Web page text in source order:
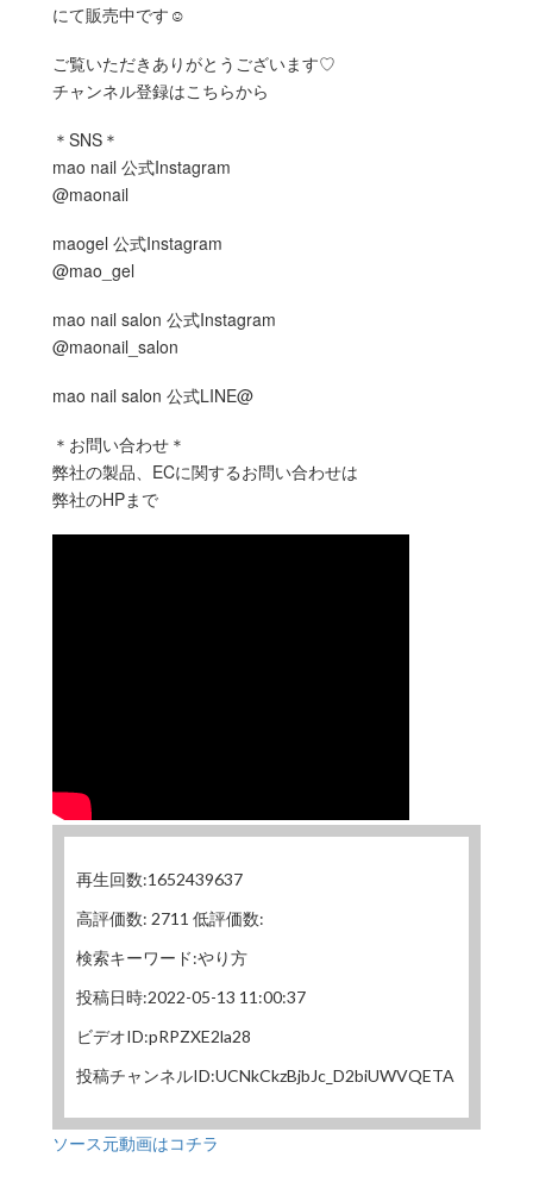
にて販売中です☺︎
ご覧いただきありがとうございます♡
チャンネル登録はこちらから
＊SNS＊
mao nail 公式Instagram
@maonail
maogel 公式Instagram
@mao_gel
mao nail salon 公式Instagram
@maonail_salon
mao nail salon 公式LINE@
＊お問い合わせ＊
弊社の製品、ECに関するお問い合わせは
弊社のHPまで
再生回数:1652439637
高評価数: 2711 低評価数:
検索キーワード:やり方
投稿日時:2022-05-13 11:00:37
ビデオID:pRPZXE2la28
投稿チャンネルID:UCNkCkzBjbJc_D2biUWVQETA
ソース元動画はコチラ